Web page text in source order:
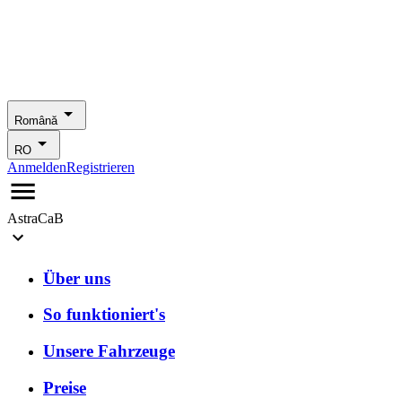
Română
RO
AnmeldenRegistrieren
AstraCaB
Über uns
So funktioniert's
Unsere Fahrzeuge
Preise